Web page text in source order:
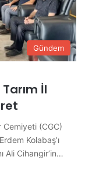
Gündem
İl
(CGC)
Kolabaş’ı
Ali Cihangir’in…